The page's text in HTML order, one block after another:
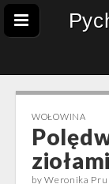
WOŁOWINA
ziołami
byWeronika